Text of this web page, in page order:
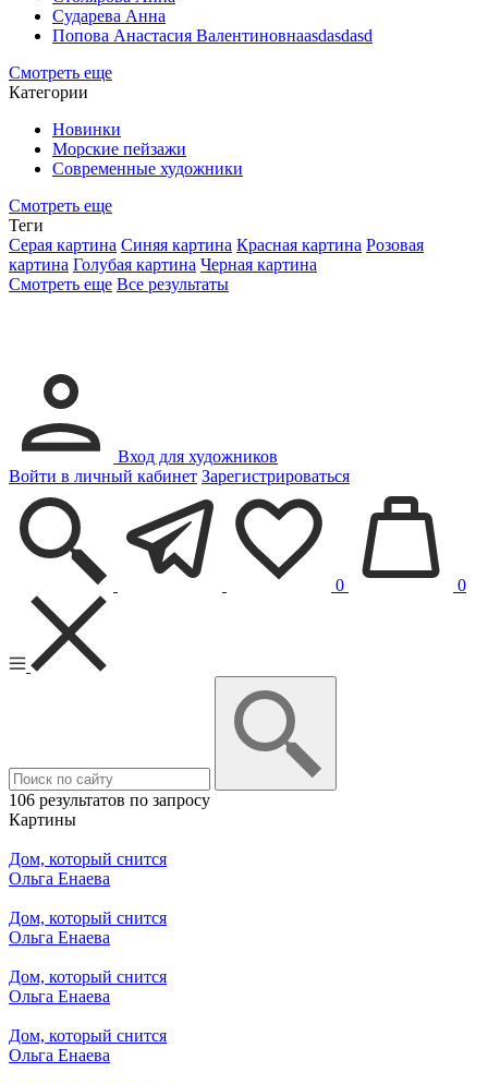
Сударева Анна
Попова Анастасия Валентиновнаasdasdasd
Смотреть еще
Категории
Новинки
Морские пейзажи
Современные художники
Смотреть еще
Теги
Серая картина Синяя картина Красная картина Розовая
картина Голубая картина Черная картина
Смотреть еще Все результаты
Вход для художников
Войти в личный кабинет Зарегистрироваться
0 0
106 результатов по запросу
Картины
Дом, который снится
Ольга Енаева
Дом, который снится
Ольга Енаева
Дом, который снится
Ольга Енаева
Дом, который снится
Ольга Енаева